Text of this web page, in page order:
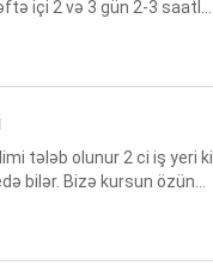
içi 2 və 3 gün 2-3 saatlıq
tələb olunur 2 ci iş yeri ki
bilər. Bizə kursun özündə
Ünvan...